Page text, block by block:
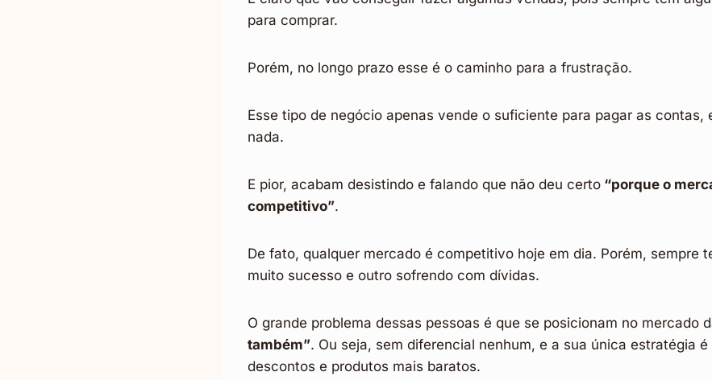
para comprar.
Porém, no longo prazo esse é o caminho para a frustração.
Esse tipo de negócio apenas vende o suficiente para pagar as contas,
nada.
E pior, acabam desistindo e falando que não deu certo “porque o
competitivo”.
De fato, qualquer mercado é competitivo hoje em dia. Porém, sempre
muito sucesso e outro sofrendo com dívidas.
O grande problema dessas pessoas é que se posicionam no mercado
também”. Ou seja, sem diferencial nenhum, e a sua única estratégia
descontos e produtos mais baratos.